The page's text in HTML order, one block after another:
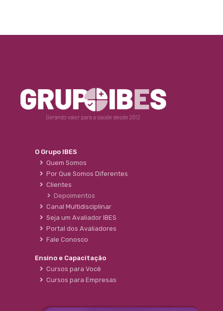
O Grupo IBES
Quem Somos
Por Que Somos Diferentes
Clientes
Depoimentos
Canal Multidisciplinar
Seja um Avaliador IBES
Portal dos Avaliadores
Fale Conosco
Ensino e Capacitação
Cursos para Você
Cursos para Empresas